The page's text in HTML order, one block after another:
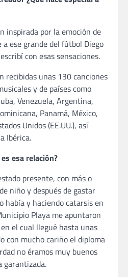
inspirada por la emoción de
ese grande del fútbol Diego
con esas sensaciones.
recibidas unas 130 canciones
y de países como
Venezuela, Argentina,
Panamá, México,
Unidos (EE.UU.), así
Ibérica.
esa relación?
presente, con más o
niño y después de gastar
había y haciendo catarsis en
Playa me apuntaron
el cual llegué hasta unas
con mucho cariño el diploma
no éramos muy buenos
garantizada.